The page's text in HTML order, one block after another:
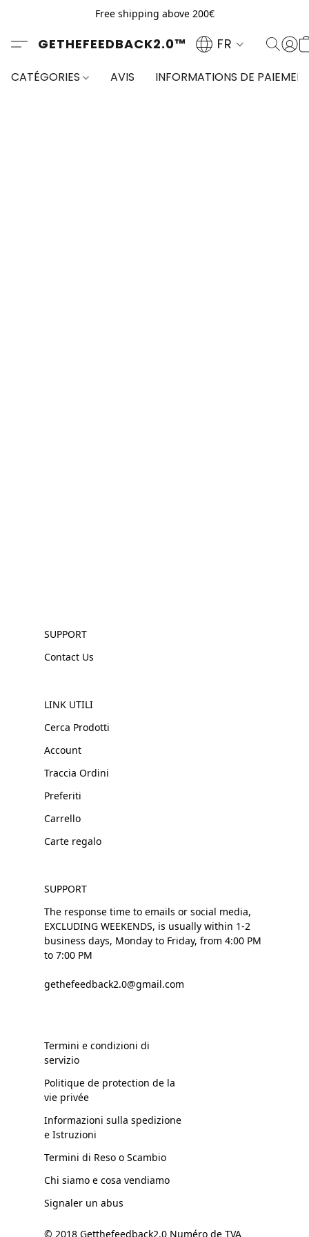
Free shipping above 200€
GETHEFEEDBACK2.0™ FR
CATÉGORIES AVIS INFORMATIONS DE
SUPPORT
Contact Us
LINK UTILI
Cerca Prodotti
Account
Traccia Ordini
Preferiti
Carrello
Carte regalo
SUPPORT
The response time to emails or social media,
EXCLUDING WEEKENDS, is usually within 1-2
business days, Monday to Friday, from 4:00 PM
to 7:00 PM
gethefeedback2.0@gmail.com
Termini e condizioni di
servizio
Politique de protection de la
vie privée
Informazioni sulla spedizione
e Istruzioni
Termini di Reso o Scambio
Chi siamo e cosa vendiamo
Signaler un abus
© 2018 Getthefeedback2.0 Numéro de TVA